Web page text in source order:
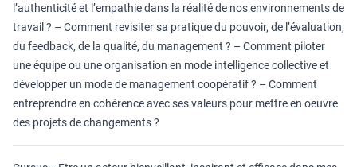
l’authenticité et l’empathie dans la réalité de nos environnements de
travail ? – Comment revisiter sa pratique du pouvoir, de l’évaluation,
du feedback, de la qualité, du management ? – Comment piloter
une équipe ou une organisation en mode intelligence collective et
développer un mode de management coopératif ? – Comment
entreprendre en cohérence avec ses valeurs pour mettre en oeuvre
des projets de changements ?